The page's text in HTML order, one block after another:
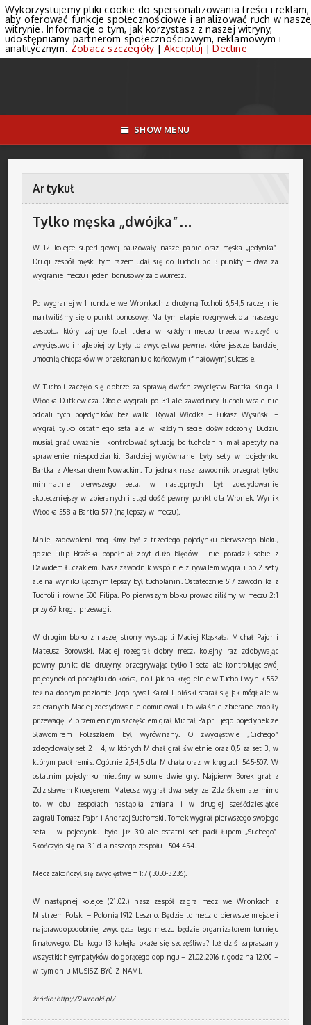
SHOW MENU
Artykuł
Tylko męska „dwójka”…
W 12 kolejce superligowej pauzowały nasze panie oraz męska „jedynka”.
Drugi zespół męski tym razem udał się do Tucholi po 3 punkty – dwa za
wygranie meczu i jeden bonusowy za dwumecz.
Po wygranej w 1 rundzie we Wronkach z drużyną Tucholi 6,5-1,5 raczej nie
martwiliśmy się o punkt bonusowy. Na tym etapie rozgrywek dla naszego
zespołu, który zajmuje fotel lidera w każdym meczu trzeba walczyć o
zwycięstwo i najlepiej by były to zwycięstwa pewne, które jeszcze bardziej
umocnią chłopaków w przekonaniu o końcowym (finałowym) sukcesie.
W Tucholi zaczęło się dobrze za sprawą dwóch zwycięstw Bartka Kruga i
Włodka Dutkiewicza. Oboje wygrali po 3:1 ale zawodnicy Tucholi wcale nie
oddali tych pojedynków bez walki. Rywal Włodka – Łukasz Wysiński –
wygrał tylko ostatniego seta ale w każdym secie doświadczony Dudziu
musiał grać uważnie i kontrolować sytuację bo tucholanin miał apetyty na
sprawienie niespodzianki. Bardziej wyrównane były sety w pojedynku
Bartka z Aleksandrem Nowackim. Tu jednak nasz zawodnik przegrał tylko
minimalnie pierwszego seta, w następnych był zdecydowanie
skuteczniejszy w zbieranych i stąd dość pewny punkt dla Wronek. Wynik
Włodka 558 a Bartka 577 (najlepszy w meczu).
Mniej zadowoleni mogliśmy być z trzeciego pojedynku pierwszego bloku,
gdzie Filip Brzóska popełniał zbyt dużo błędów i nie poradził sobie z
Dawidem Łuczakiem. Nasz zawodnik wspólnie z rywalem wygrali po 2 sety
ale na wyniku łącznym lepszy był tucholanin. Ostatecznie 517 zawodnika z
Tucholi i równe 500 Filipa. Po pierwszym bloku prowadziliśmy w meczu 2:1
przy 67 kręgli przewagi.
W drugim bloku z naszej strony wystąpili Maciej Kląskała, Michał Pajor i
Mateusz Borowski. Maciej rozegrał dobry mecz, kolejny raz zdobywając
pewny punkt dla drużyny, przegrywając tylko 1 seta ale kontrolując swój
pojedynek od początku do końca, no i jak na kręgielnie w Tucholi wynik 552
też na dobrym poziomie. Jego rywal Karol Lipiński starał się jak mógł ale w
zbieranych Maciej zdecydowanie dominował i to właśnie zbierane zrobiły
przewagę. Z przemiennym szczęściem grał Michał Pajor i jego pojedynek ze
Sławomirem Polaszkiem był wyrównany. O zwycięstwie „Cichego”
zdecydowały set 2 i 4, w których Michał grał świetnie oraz 0,5 za set 3, w
którym padł remis. Ogólnie 2,5-1,5 dla Michała oraz w kręglach 545-507. W
ostatnim pojedynku mieliśmy w sumie dwie gry. Najpierw Borek grał z
Zdzisławem Kruegerem. Mateusz wygrał dwa sety ze Zdziśkiem ale mimo
to, w obu zespołach nastąpiła zmiana i w drugiej sześćdziesiątce
zagrali Tomasz Pajor i Andrzej Suchomski. Tomek wygrał pierwszego swojego
seta i w pojedynku było już 3:0 ale ostatni set padł łupem „Suchego”.
Skończyło się na 3:1 dla naszego zespołu i 504-454.
Mecz zakończył się zwycięstwem 1:7 (3050-3236).
W następnej kolejce (21.02.) nasz zespół zagra mecz we Wronkach z
Mistrzem Polski – Polonią 1912 Leszno. Będzie to mecz o pierwsze miejsce i
najprawdopodobniej zwycięzca tego meczu będzie organizatorem turnieju
finałowego. Dla kogo 13 kolejka okaże się szczęśliwa? Już dziś zapraszamy
wszystkich sympatyków do gorącego dopingu – 21.02.2016 r. godzina 12:00 –
w tym dniu MUSISZ BYĆ Z NAMI.
źródło: http://9wronki.pl/
Wykorzystujemy pliki cookie do spersonalizowania treści i reklam,
aby oferować funkcje społecznościowe i analizować ruch w
witrynie. Informacje o tym, jak korzystasz z naszej witryny,
udostępniamy partnerom społecznościowym, reklamowym i
analitycznym. Zobacz szczegóły | Akceptuj |Decline